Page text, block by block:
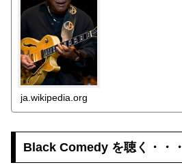
ja.wikipedia.org
Black Comedy を聴く・・・